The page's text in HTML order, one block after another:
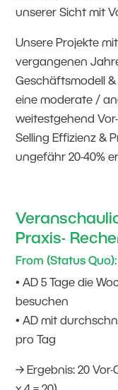
unserer Sicht mit
Unsere Projekte
vergangenen
Geschäftsmodell
eine moderate /
weitestgehend
Selling Effizienz &
ungefähr 20-40%
Praxis-
From (Status Quo):
• AD 5 Tage die
besuchen
• AD mit
pro Tag
→ Ergebnis: 20